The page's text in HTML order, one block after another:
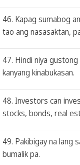
46. Kapag sumabog
tao ang nasasaktan,
47. Hindi niya
kanyang kinabukasan.
48. Investors can
stocks, bonds, real
49. Pakibigay na lang
bumalik pa.